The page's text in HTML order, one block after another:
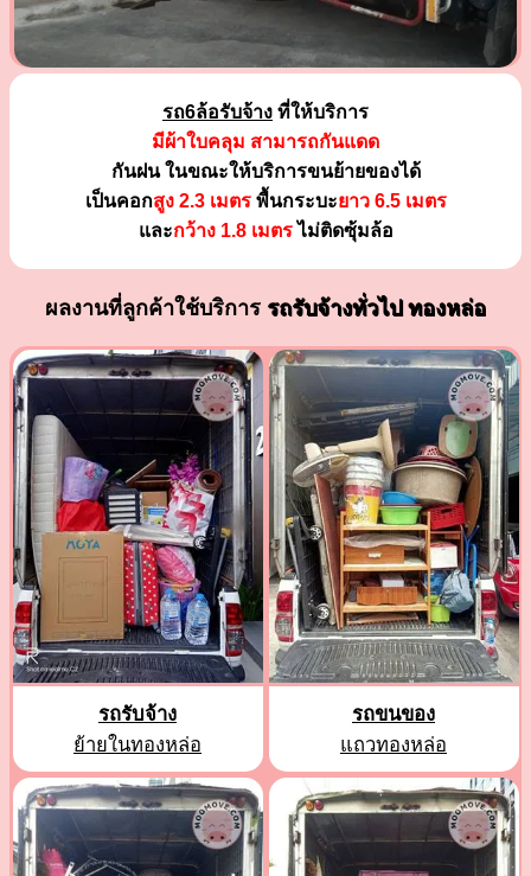
รถ6ล้อรับจ้าง ที่ให้บริการ
มีผ้าใบคลุม สามารถกันแดด
กันฝน ในขณะให้บริการขนย้ายของได้
เป็นคอกสูง 2.3 เมตรพื้นกระบะยาว 6.5 เมตร
และกว้าง 1.8 เมตรไม่ติดซุ้มล้อ
ผลงานที่ลูกค้าใช้บริการ รถรับจ้างทั่วไป ทองหล่อ
รถรับจ้าง
ย้ายในทองหล่อ
รถขนของ
แถวทองหล่อ